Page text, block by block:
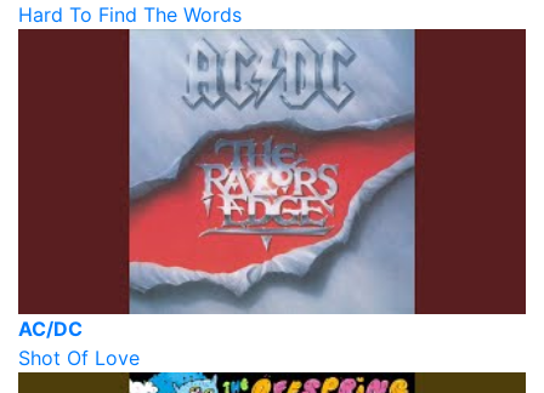
Hard To Find The Words
AC/DC
Shot Of Love